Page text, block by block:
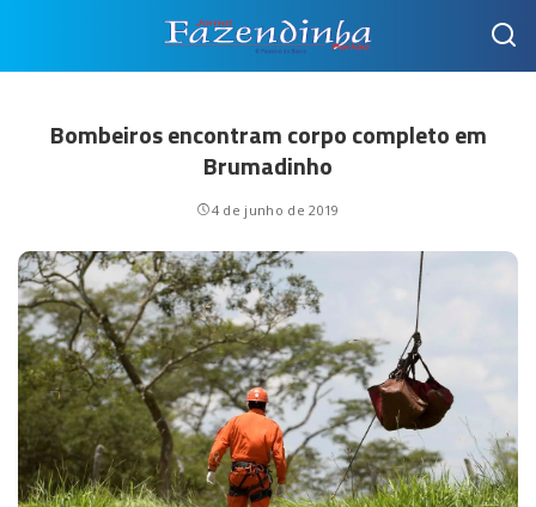
Bombeiros encontram corpo completo em
Brumadinho
4 de junho de 2019